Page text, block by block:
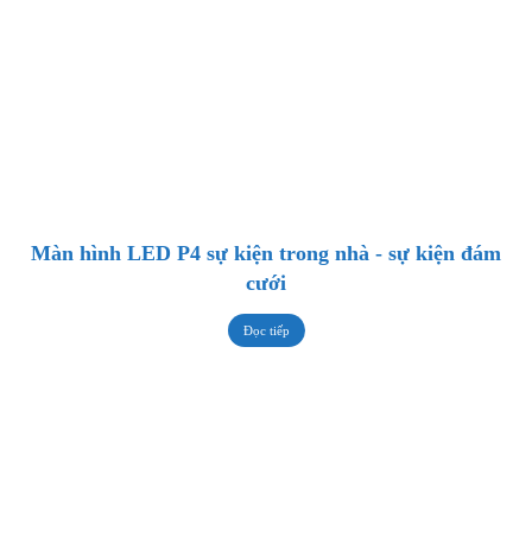
Màn hình LED P4 sự kiện trong nhà - sự kiện đám
cưới
Đọc tiếp